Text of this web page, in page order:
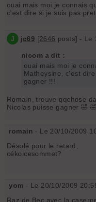
ouai mais moi je connais
c'est dire si je suis pas
J jc69 [2646 posts] - Le
nicom a dit :
ouai mais moi je
Matheysine, c'est
gagner !!!
Romain, trouve qqchose
Nicolas puisse gagner 🤣 🤣
romain - Le 20/10/2009
Désolé pour le retard,
cékoicesommet?
yom - Le 20/10/2009
Raz de Bec avec la